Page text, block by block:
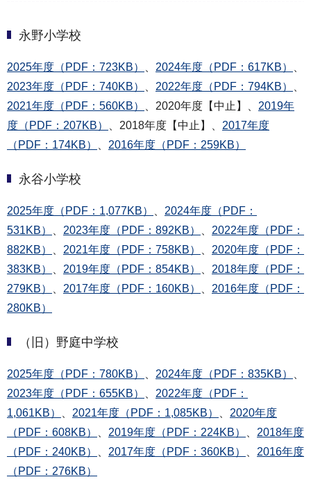
永野小学校
2025年度（PDF：723KB） 、 2024年度（PDF：617KB）
、
2023年度（PDF：740KB）
、 2022年度（PDF：794KB）
、
2021年度（PDF：560KB）
、2020年度【中止】、 2019年
度（PDF：207KB）
、2018年度【中止】、 2017年度
（PDF：174KB）
、 2016年度（PDF：259KB）
永谷小学校
2025年度（PDF：1,077KB）
2024年度（PDF：
531KB）
2023年度（PDF：892KB）
2022年度（PDF：
882KB）
2021年度（PDF：758KB）
2020年度（PDF：
383KB）
2019年度（PDF：854KB）
2018年度（PDF：
279KB）
2017年度（PDF：160KB）
2016年度（PDF：
280KB）
（旧）野庭中学校
2025年度（PDF：780KB） 2024年度（PDF：835KB）
2023年度（PDF：655KB）
2022年度（PDF：
1,061KB）
2021年度（PDF：1,085KB）
2020年度
（PDF：608KB）
2019年度（PDF：224KB）
2018年度
（PDF：240KB）
2017年度（PDF：360KB）
2016年度
（PDF：276KB）